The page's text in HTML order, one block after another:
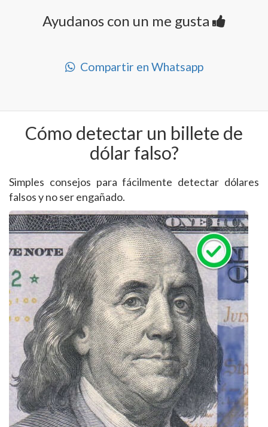
Ayudanos con un me gusta
Compartir en Whatsapp
Cómo detectar un billete de
dólar falso?
Simples consejos para fácilmente detectar dólares
falsos y no ser engañado.